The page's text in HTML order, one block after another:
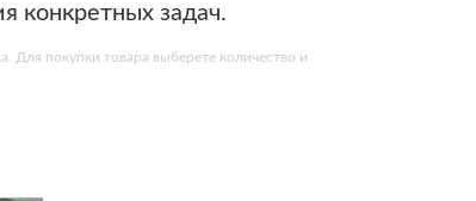
конкретных задач.
покупки товара выберете количество и